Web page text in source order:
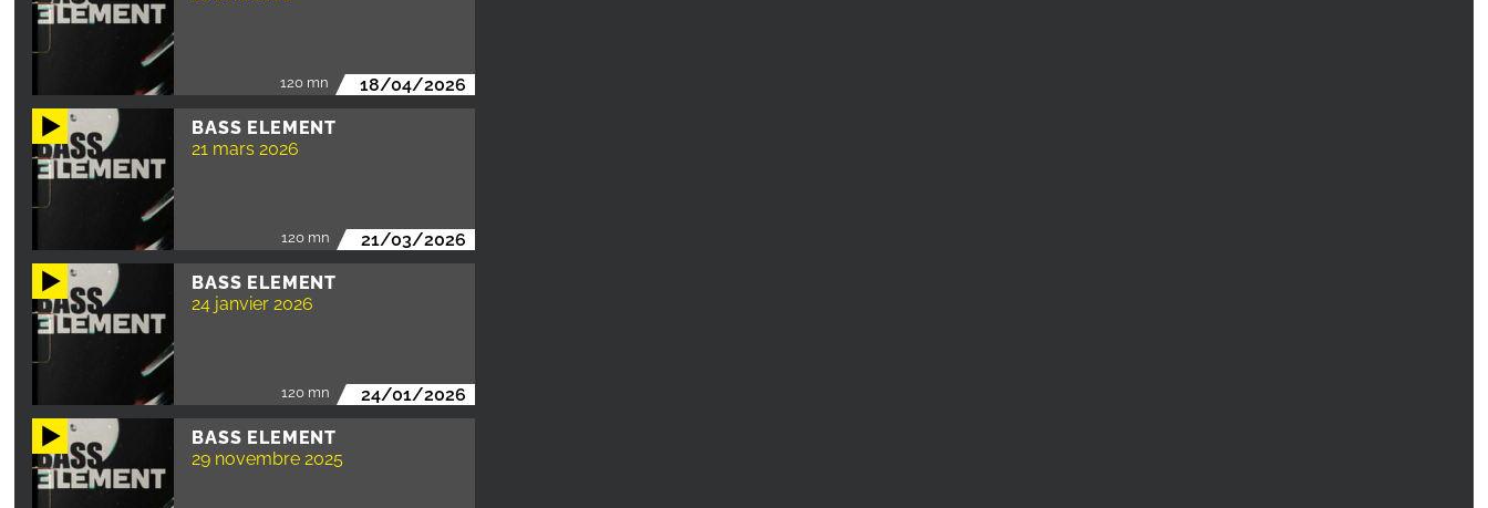
120 mn 18/04/2026
BASS ELEMENT
21 mars 2026
120 mn 21/03/2026
BASS ELEMENT
24 janvier 2026
120 mn 24/01/2026
BASS ELEMENT
29 novembre 2025